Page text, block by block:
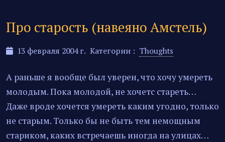
Про старость (навеяно Амстель)
13 февраля 2004 г. Категории : Thoughts
А раньше я вообще был уверен, что хочу умереть
молодым. Пока молодой, не хочетс стареть…
Даже вроде хочется умереть каким угодно, только
не старым. Только бы не быть тем немощным
стариком, каких встречаешь иногда на улицах…